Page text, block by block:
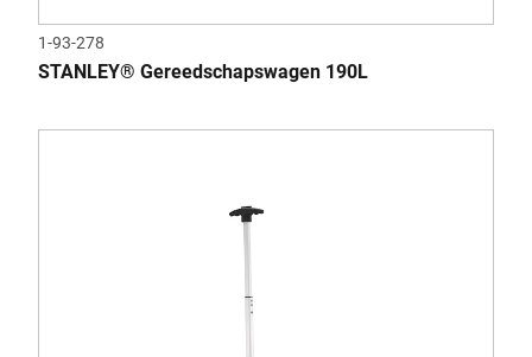
1-93-278
STANLEY® Gereedschapswagen 190L